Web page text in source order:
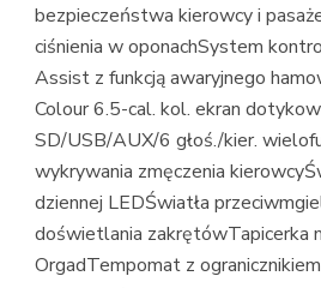
bezpieczeństwa kierowcy i
ciśnienia w oponachSystem
Assist z funkcją awaryjnego
Colour 6.5-cal. kol. ekran
SD/USB/AUX/6 głoś./kier.
wykrywania zmęczenia
dziennej LEDŚwiatła
doświetlania zakrętówTapicerka
OrgadTempomat z